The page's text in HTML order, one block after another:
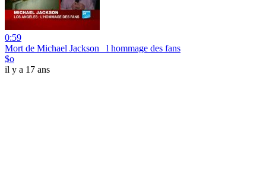
0:59
Mort de Michael Jackson_ l hommage des fans
$o
il y a 17 ans